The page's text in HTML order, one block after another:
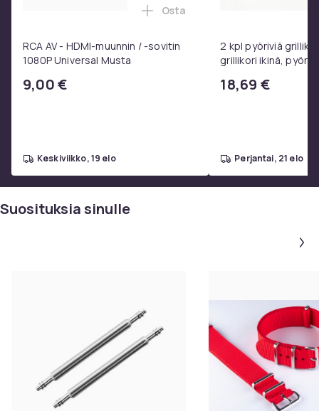
RCA AV - HDMI-muunnin / -sovitin
1080P Universal Musta
9,00 €
Lisää RCA AV - HDMI-
Osta
keskiviikko, 19 elo
2 kpl pyöriviä
grillikori ikinä,
valmistettu
18,69 €
perjantai, 21 elo
Suosituksia sinulle